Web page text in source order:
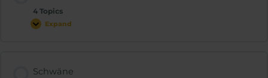
4 Topics
Expand
Schwäne